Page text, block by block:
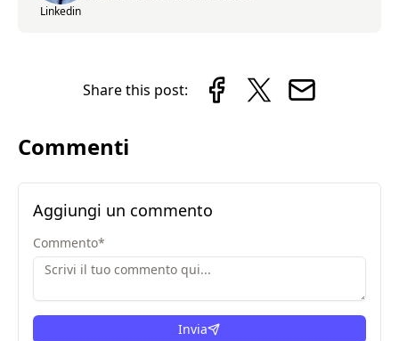
Linkedin
Share this post:
Commenti
Aggiungi un commento
Commento*
Invia